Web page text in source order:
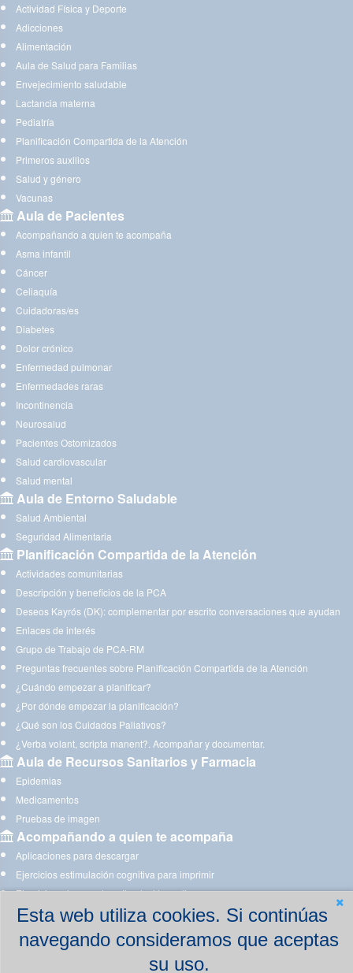
Esta web utiliza cookies. Si continúas
navegando consideramos que aceptas
su uso.
Actividad Física y Deporte
Adicciones
Alimentación
Aula de Salud para Familias
Envejecimiento saludable
Lactancia materna
Pediatría
Planificación Compartida de la Atención
Primeros auxilios
Salud y género
Vacunas
Aula de Pacientes
Acompañando a quien te acompaña
Asma infantil
Cáncer
Celiaquía
Cuidadoras/es
Diabetes
Dolor crónico
Enfermedad pulmonar
Enfermedades raras
Incontinencia
Neurosalud
Pacientes Ostomizados
Salud cardiovascular
Salud mental
Aula de Entorno Saludable
Salud Ambiental
Seguridad Alimentaria
Planificación Compartida de la Atención
Actividades comunitarias
Descripción y beneficios de la PCA
Deseos Kayrós (DK): complementar por escrito conversaciones que ayudan
Enlaces de interés
Grupo de Trabajo de PCA-RM
Preguntas frecuentes sobre Planificación Compartida de la Atención
¿Cuándo empezar a planificar?
¿Por dónde empezar la planificación?
¿Qué son los Cuidados Paliativos?
¿Verba volant, scripta manent?. Acompañar y documentar.
Aula de Recursos Sanitarios y Farmacia
Epidemias
Medicamentos
Pruebas de imagen
Acompañando a quien te acompaña
Aplicaciones para descargar
Ejercicios estimulación cognitiva para imprimir
Ejercicios y juegos de estimulación on line